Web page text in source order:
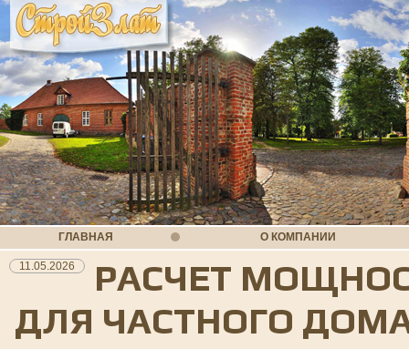
ГЛАВНАЯ О КОМПАНИИ
11.05.2026
РАСЧЕТ
ДЛЯ ЧАСТНОГО